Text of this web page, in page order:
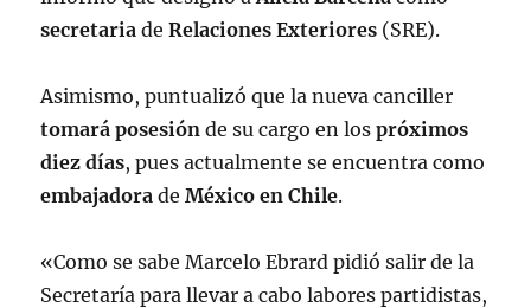
secretaria deRelaciones Exteriores (SRE).
Asimismo, puntualizó que la nueva canciller
tomará posesión de su cargo en lospróximos
diez días, pues actualmente se encuentra como
embajadora deMéxico en Chile.
«Como se sabe Marcelo Ebrard pidió salir de la
Secretaría para llevar a cabo labores partidistas,